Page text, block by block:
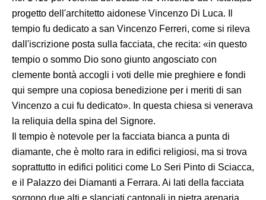
progetto dell'architetto aidonese Vincenzo Di Luca. Il
tempio fu dedicato a san Vincenzo Ferreri, come si rileva
dall'iscrizione posta sulla facciata, che recita: «in questo
tempio o sommo Dio sono giunto angosciato con
clemente bontà accogli i voti delle mie preghiere e fondi
qui sempre una copiosa benedizione per i meriti di san
Vincenzo a cui fu dedicato». In questa chiesa si venerava
la reliquia della spina del Signore.
Il tempio è notevole per la facciata bianca a punta di
diamante, che è molto rara in edifici religiosi, ma si trova
soprattutto in edifici politici come Lo Seri Pinto di Sciacca,
e il Palazzo dei Diamanti a Ferrara. Ai lati della facciata
sorgono due alti e slanciati cantonali in pietra arenaria